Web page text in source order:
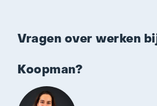
Vragen over werken
Koopman?